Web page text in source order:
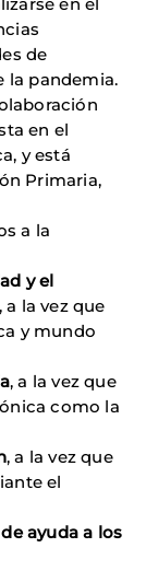
en el
de
la pandemia.
en el
y está
Primaria,
a la
y el
a la vez que
y mundo
, a la vez que
como la
, a la vez que
el
ayuda a los